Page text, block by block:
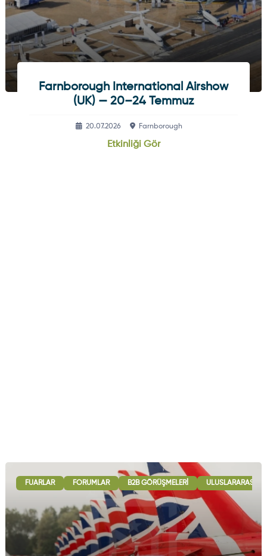
Farnborough International Airshow
(UK) — 20–24 Temmuz
20.07.2026 Farnborough
Etkinliği Gör
FUARLAR FORUMLAR B2B GÖRÜŞMELERI ULUSLARARASI